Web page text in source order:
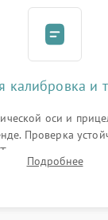
калибровка и
оси и
Проверка
обнаружения и
Подробнее